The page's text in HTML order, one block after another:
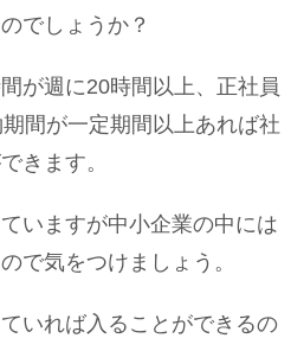
きる？女性の学歴と結婚の関係に
めて飼育する人は、与えるエサにつ
でしょうか？
が週に20時間以上、正社員
間が一定期間以上あれば社
きます。
いますが中小企業の中には
で気をつけましょう。
いれば入ることができるの